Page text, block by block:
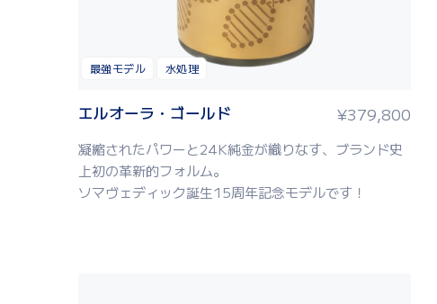
最強モデル 水処理
エルオーラ・ゴールド ¥379,800
凝縮されたパワーと24K純金が織りなす、ブランド史
上初の革新的フォルム。
ソマヴェディック誕生15周年記念モデルです！